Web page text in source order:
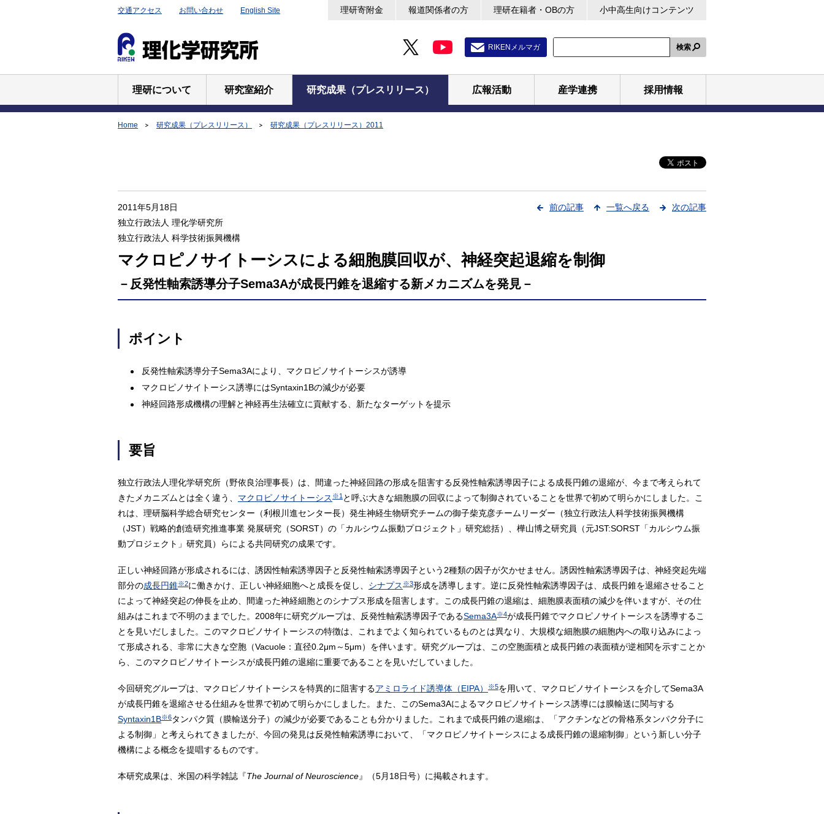
交通アクセス お問い合わせ English Site 理研寄附金 報道関係者の方 理研在籍者・OBの方 小中高生向けコンテンツ
RIKENメルマガ 検索
理研について 研究室紹介 研究成果（プレスリリース） 広報活動 産学連携 採用情報
Home 研究成果（プレスリリース） 研究成果（プレスリリース）2011
前の記事 一覧へ戻る 次の記事
2011年5月18日
独立行政法人 理化学研究所
独立行政法人 科学技術振興機構
マクロピノサイトーシスによる細胞膜回収が、神経突起退縮を制御
－反発性軸索誘導分子Sema3Aが成長円錐を退縮する新メカニズムを発見－
ポイント
反発性軸索誘導分子Sema3Aにより、マクロピノサイトーシスが誘導
マクロピノサイトーシス誘導にはSyntaxin1Bの減少が必要
神経回路形成機構の理解と神経再生法確立に貢献する、新たなターゲットを提示
要旨
独立行政法人理化学研究所（野依良治理事長）は、間違った神経回路の形成を阻害する反発性軸索誘導因子による成長円錐の退縮が、今まで考えられて
きたメカニズムとは全く違う、 マクロピノサイトーシス ※1 と呼ぶ大きな細胞膜の回収によって制御されていることを世界で初めて明らかにしました。こ
れは、理研脳科学総合研究センター（利根川進センター長）発生神経生物研究チームの御子柴克彦チームリーダー（独立行政法人科学技術振興機構
（JST）戦略的創造研究推進事業 発展研究（SORST）の「カルシウム振動プロジェクト」研究総括）、樺山博之研究員（元JST:SORST「カルシウム振
動プロジェクト」研究員）らによる共同研究の成果です。
正しい神経回路が形成されるには、誘因性軸索誘導因子と反発性軸索誘導因子という2種類の因子が欠かせません。誘因性軸索誘導因子は、神経突起先端
部分の成長円錐※2に働きかけ、正しい神経細胞へと成長を促し、 シナプス ※3形成を誘導します。逆に反発性軸索誘導因子は、成長円錐を退縮させること
によって神経突起の伸長を止め、間違った神経細胞とのシナプス形成を阻害します。この成長円錐の退縮は、細胞膜表面積の減少を伴いますが、その仕
組みはこれまで不明のままでした。2008年に研究グループは、反発性軸索誘導因子であるSema3A※4が成長円錐でマクロピノサイトーシスを誘導するこ
とを見いだしました。このマクロピノサイトーシスの特徴は、これまでよく知られているものとは異なり、大規模な細胞膜の細胞内への取り込みによっ
て形成される、非常に大きな空胞（Vacuole：直径0.2μm～5μm）を伴います。研究グループは、この空胞面積と成長円錐の表面積が逆相関を示すことか
ら、このマクロピノサイトーシスが成長円錐の退縮に重要であることを見いだしていました。
今回研究グループは、マクロピノサイトーシスを特異的に阻害するアミロライド誘導体（EIPA） ※5を用いて、マクロピノサイトーシスを介してSema3A
が成長円錐を退縮させる仕組みを世界で初めて明らかにしました。また、このSema3Aによるマクロピノサイトーシス誘導には膜輸送に関与する
Syntaxin1B※6タンパク質（膜輸送分子）の減少が必要であることも分かりました。これまで成長円錐の退縮は、「アクチンなどの骨格系タンパク分子に
よる制御」と考えられてきましたが、今回の発見は反発性軸索誘導において、「マクロピノサイトーシスによる成長円錐の退縮制御」という新しい分子
機構による概念を提唱するものです。
本研究成果は、米国の科学雑誌『The Journal of Neuroscience』（5月18日号）に掲載されます。